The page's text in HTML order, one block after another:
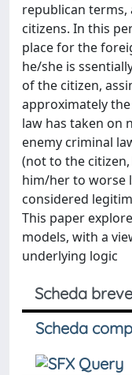
republican terms,
citizens. In this
place for the
he/she is
of the citizen,
approximately
law has taken on
enemy criminal
(not to the
him/her to worse
considered
This paper
models, with a
underlying logic
Scheda breve
Scheda